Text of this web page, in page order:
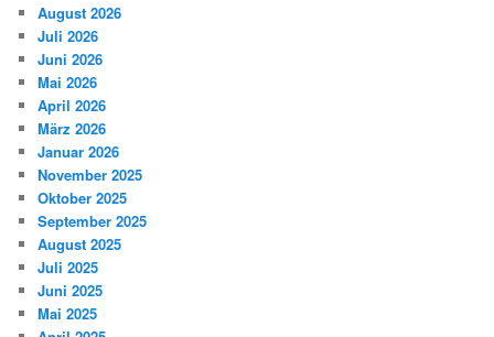
August 2026
Juli 2026
Juni 2026
Mai 2026
April 2026
März 2026
Januar 2026
November 2025
Oktober 2025
September 2025
August 2025
Juli 2025
Juni 2025
Mai 2025